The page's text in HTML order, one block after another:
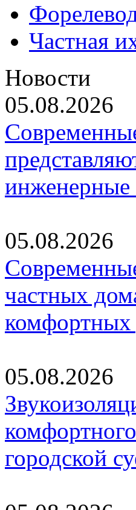
Частная
Новости
05.08.2026
инженерные
05.08.2026
частных
комфортных
05.08.2026
городской